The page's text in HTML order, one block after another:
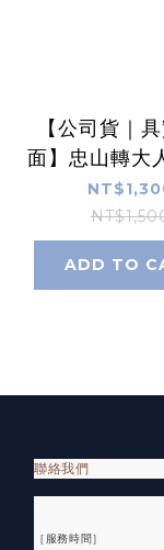
【公司貨｜
面】忠山轉大
男）黃金成長
90顆/
ADD TO
聯絡我們
［服務時間］